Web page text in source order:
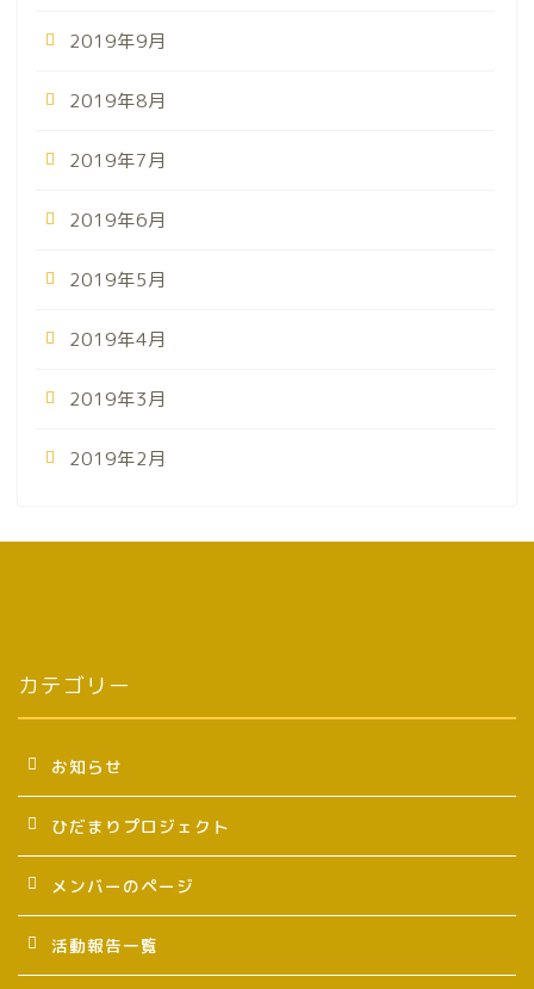
2019年9月
2019年8月
2019年7月
2019年6月
2019年5月
2019年4月
2019年3月
2019年2月
カテゴリー
お知らせ
ひだまりプロジェクト
メンバーのページ
活動報告一覧